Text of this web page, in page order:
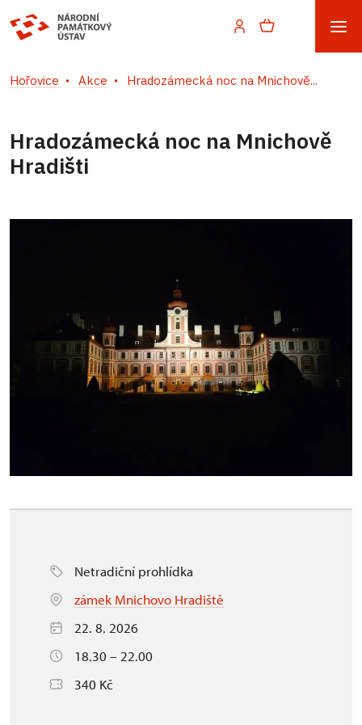
Hořovice Akce Hradozámecká noc na Mnichově...
Hradozámecká noc na Mnichově
Hradišti
Netradiční prohlídka
zámek Mnichovo Hradiště
22. 8. 2026
18.30 – 22.00
340 Kč